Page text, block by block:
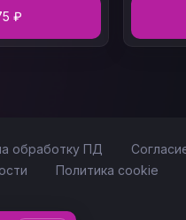
₽
обработку ПД
Политика cookie